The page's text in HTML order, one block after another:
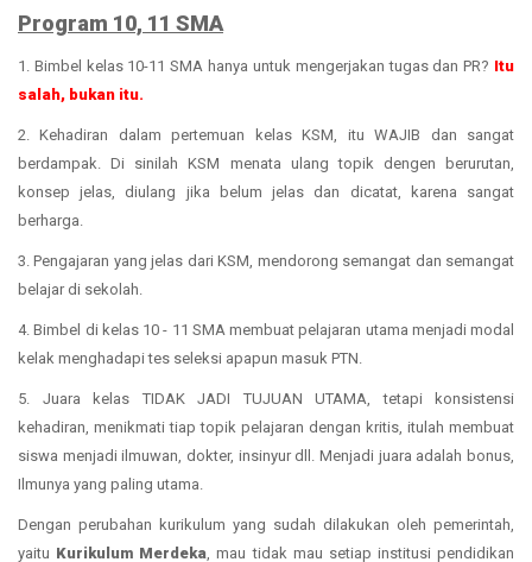
Program 10, 11 SMA
1. Bimbel kelas 10-11 SMA hanya untuk mengerjakan tugas dan PR? Itu
salah, bukan itu.
2. Kehadiran dalam pertemuan kelas KSM, itu WAJIB dan sangat
berdampak. Di sinilah KSM menata ulang topik dengen berurutan,
konsep jelas, diulang jika belum jelas dan dicatat, karena sangat
berharga.
3. Pengajaran yang jelas dari KSM, mendorong semangat dan semangat
belajar di sekolah.
4. Bimbel di kelas 10 - 11 SMA membuat pelajaran utama menjadi modal
kelak menghadapi tes seleksi apapun masuk PTN.
5. Juara kelas TIDAK JADI TUJUAN UTAMA, tetapi konsistensi
kehadiran, menikmati tiap topik pelajaran dengan kritis, itulah membuat
siswa menjadi ilmuwan, dokter, insinyur dll. Menjadi juara adalah bonus,
Ilmunya yang paling utama.
Dengan perubahan kurikulum yang sudah dilakukan oleh pemerintah,
yaitu Kurikulum Merdeka, mau tidak mau setiap institusi pendidikan